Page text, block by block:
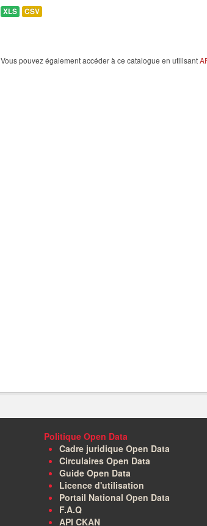
XLS CSV
Vous pouvez également accéder à ce catalogue en utilisant
Politique Open Data
Cadre juridique Open Data
Circulaires Open Data
Guide Open Data
Licence d'utilisation
Portail National Open Data
F.A.Q
API CKAN